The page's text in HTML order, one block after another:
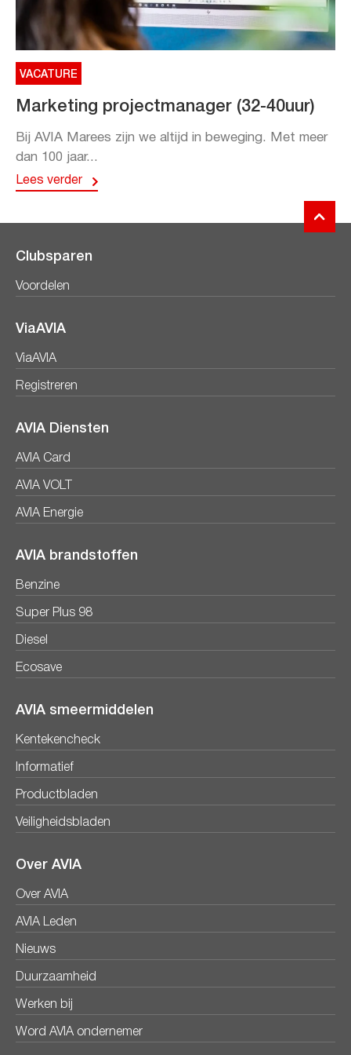
VACATURE
Marketing projectmanager (32-40uur)
Bij AVIA Marees zijn we altijd in beweging. Met meer
dan 100 jaar...
Lees verder
Clubsparen
Voordelen
ViaAVIA
ViaAVIA
Registreren
AVIA Diensten
AVIA Card
AVIA VOLT
AVIA Energie
AVIA brandstoffen
Benzine
Super Plus 98
Diesel
Ecosave
AVIA smeermiddelen
Kentekencheck
Informatief
Productbladen
Veiligheidsbladen
Over AVIA
Over AVIA
AVIA Leden
Nieuws
Duurzaamheid
Werken bij
Word AVIA ondernemer